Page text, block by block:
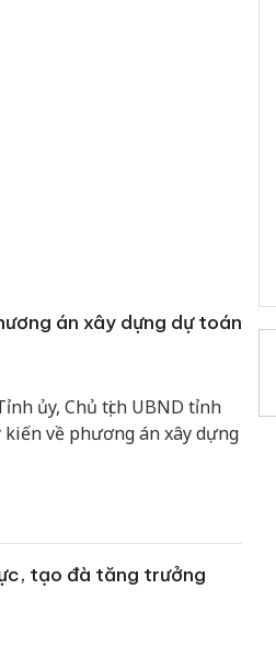
án xây dựng dự toán
ủy, Chủ tịch UBND tỉnh
về phương án xây dựng
tạo đà tăng trưởng